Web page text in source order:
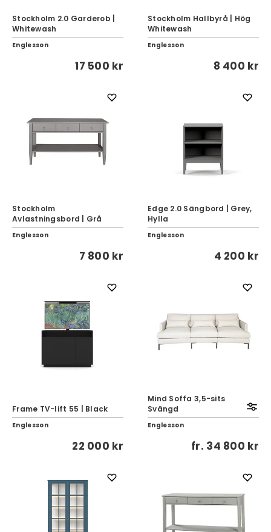
Stockholm 2.0 Garderob |
Whitewash
Englesson
17 500 kr
Stockholm Hallbyrå | Hög
Whitewash
Englesson
8 400 kr
Stockholm
Avlastningsbord | Grå
Englesson
7 800 kr
Edge 2.0 Sängbord | Grey,
Hylla
Englesson
4 200 kr
Frame TV-lift 55 | Black
Englesson
22 000 kr
Mind Soffa 3,5-sits
Svängd
Englesson
fr. 34 800 kr